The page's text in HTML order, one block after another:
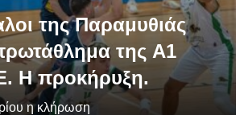
της Παραμυθιάς
της A1
Η προκήρυξη.
η κλήρωση